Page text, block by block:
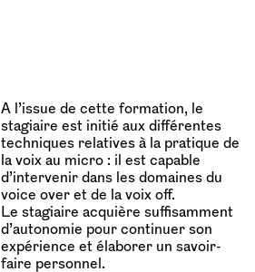
A l’issue de cette formation, le
stagiaire est initié aux différentes
techniques relatives à la pratique de
la voix au micro : il est capable
d’intervenir dans les domaines du
voice over et de la voix off.
Le stagiaire acquière suffisamment
d’autonomie pour continuer son
expérience et élaborer un savoir-
faire personnel.